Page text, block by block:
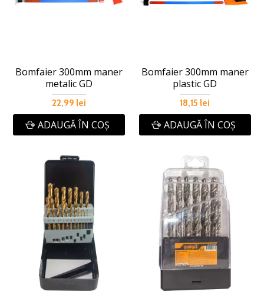
Bomfaier 300mm maner
metalic GD
22,99 lei
ADAUGĂ ÎN COŞ
Bomfaier 300mm maner
plastic GD
18,15 lei
ADAUGĂ ÎN COŞ